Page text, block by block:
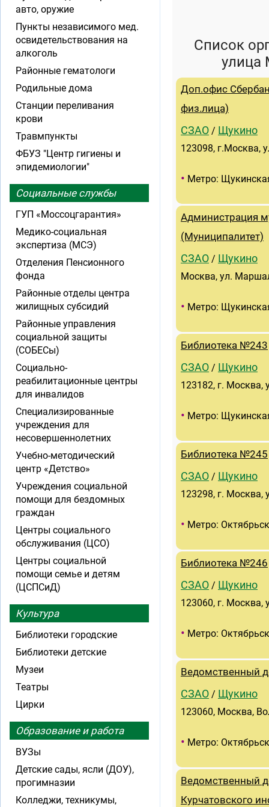
Список
улица
Доп.офис
физ.лица)
СЗАО / Щукино
123098, г.Москва,
• Метро:
Администрация
(Муниципалитет)
СЗАО / Щукино
Москва, ул.
• Метро:
Библиотека №243
СЗАО / Щукино
123182, г. Москва,
• Метро:
Библиотека №245
СЗАО / Щукино
123298, г. Москва,
• Метро:
Библиотека №246
СЗАО / Щукино
123060, г. Москва,
• Метро:
Ведомственный
СЗАО / Щукино
123060, Москва,
• Метро:
Ведомственный
Курчатовского
авто, оружие
Пункты независимого мед.
освидетельствования на
алкоголь
Районные гематологи
Родильные дома
Станции переливания
крови
Травмпункты
ФБУЗ "Центр гигиены и
эпидемиологии"
Социальные службы
ГУП «Моссоцгарантия»
Медико-социальная
экспертиза (МСЭ)
Отделения Пенсионного
фонда
Районные отделы центра
жилищных субсидий
Районные управления
социальной защиты
(СОБЕСы)
Социально-
реабилитационные центры
для инвалидов
Специализированные
учреждения для
несовершеннолетних
Учебно-методический
центр «Детство»
Учреждения социальной
помощи для бездомных
граждан
Центры социального
обслуживания (ЦСО)
Центры социальной
помощи семье и детям
(ЦСПСиД)
Культура
Библиотеки городские
Библиотеки детские
Музеи
Театры
Цирки
Образование и работа
ВУЗы
Детские сады, ясли (ДОУ),
прогимназии
Колледжи, техникумы,